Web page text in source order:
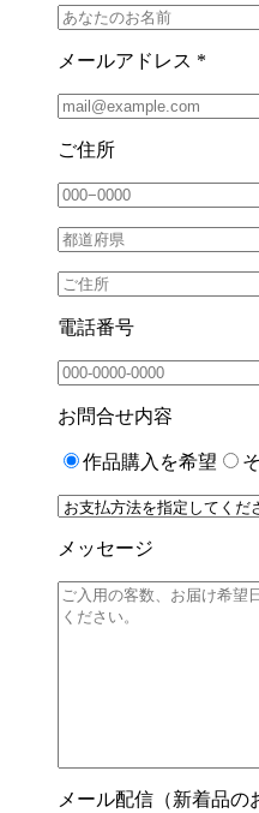
メールアドレス *
ご住所
電話番号
お問合せ内容
作品購入を希望
メッセージ
メール配信（新着品の